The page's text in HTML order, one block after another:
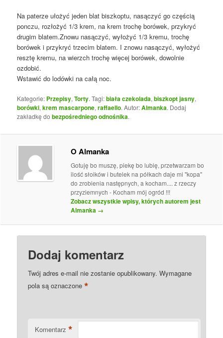
Na paterze ułożyć jeden blat biszkoptu, nasączyć go częścią
ponczu, rozłożyć 1/3 krem, na krem trochę borówek, przykryć
drugim blatem.Znowu nasączyć, wyłożyć 1/3 kremu, trochę
borówek i przykryć trzecim blatem. I znowu nasączyć, wyłożyć
resztę kremu, na wierzch trochę więcej borówek, dowolnie
ozdobić.
Wstawić do lodówki na całą noc.
Kategorie: Przepisy,Torty. Tagi:biała czekolada,biszkopt jasny,
borówki,krem mascarpone,raffaello. Autor:Almanka. Dodaj
zakładkę dobezpośredniego odnośnika.
O Almanka
Gotuję bo muszę, piekę bo lubię, przetwarzam bo
ilość słoików i butelek na półkach daje mi "kopa"
do zrobienia następnych, a kocham.... z rzeczy
przyziemnych - Kocham mój ogród !!!
Zobacz wszystkie wpisy, których autorem jest
Almanka →
Dodaj komentarz
Twój adres e-mail nie zostanie opublikowany. Wymagane
pola są oznaczone*
Komentarz *